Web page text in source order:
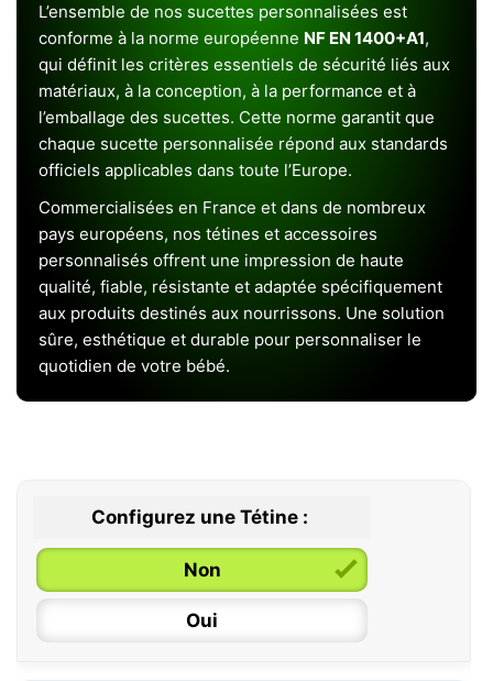
L’ensemble de nos sucettes personnalisées est
conforme à la norme européenne NF EN 1400+A1,
qui définit les critères essentiels de sécurité liés aux
matériaux, à la conception, à la performance et à
l’emballage des sucettes. Cette norme garantit que
chaque sucette personnalisée répond aux standards
officiels applicables dans toute l’Europe.
Commercialisées en France et dans de nombreux
pays européens, nos tétines et accessoires
personnalisés offrent une impression de haute
qualité, fiable, résistante et adaptée spécifiquement
aux produits destinés aux nourrissons. Une solution
sûre, esthétique et durable pour personnaliser le
quotidien de votre bébé.
Configurez une Tétine :
Non
Oui